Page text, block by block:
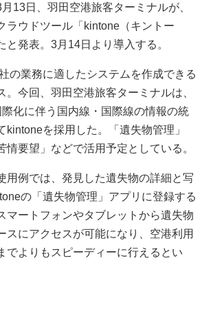
13日、羽田空港旅客ターミナルが、
ラウドツール「kintone（キントー
と発表。3月14日より導入する。
の業務に適したシステムを作成できる
。今回、羽田空港旅客ターミナルは、
化に伴う国内線・国際線の情報の統
kintoneを採用した。「遺失物管理」
情要望」などで活用予定としている。
例では、発見した遺失物の詳細と写
の「遺失物管理」アプリに登録する
マートフォンやタブレットから遺失物
スにアクセスが可能になり、空港利用
でよりもスピーディーに行えるとい